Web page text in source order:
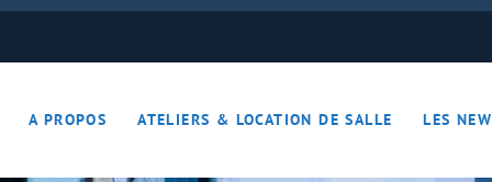
A PROPOS ATELIERS & LOCATION DE SALLE LES
ON JOUE… ON S’DETEND !!